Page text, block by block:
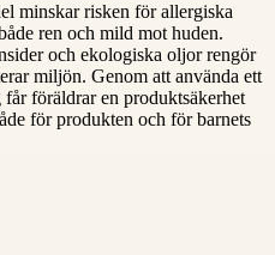
minskar risken för allergiska
ren och mild mot huden.
och ekologiska oljor rengör
miljön. Genom att använda ett
föräldrar en produktsäkerhet
för produkten och för barnets